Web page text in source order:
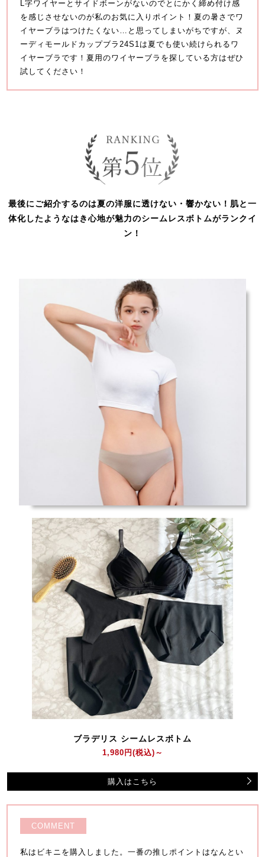
L字ワイヤーとサイドボーンがないのでとにかく締め付け感
を感じさせないのが私のお気に入りポイント！夏の暑さでワ
イヤーブラはつけたくない…と思ってしまいがちですが、ヌ
ーディモールドカップブラ24S1は夏でも使い続けられるワ
イヤーブラです！夏用のワイヤーブラを探している方はぜひ
試してください！
最後にご紹介するのは夏の洋服に透けない・響かない！肌と一
体化したようなはき心地が魅力のシームレスボトムがランクイ
ン！
ブラデリス シームレスボトム
1,980円 (税込)～
購入はこちら
COMMENT
私はビキニを購入しました。一番の推しポイントはなんとい